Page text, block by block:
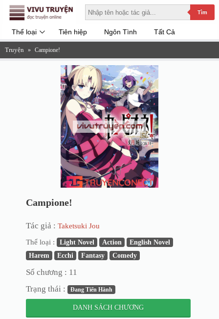
Tìm
Thể loại Tiên hiệp Ngôn Tình Tất Cả
Truyện » Campione!
Campione!
Tác giả : Taketsuki Jou
Thể loại : Light Novel Action
English Novel
Harem
Ecchi Fantasy Comedy
Số chương : 11
Trạng thái :
Đang Tiến Hành
DANH SÁCH CHƯƠNG